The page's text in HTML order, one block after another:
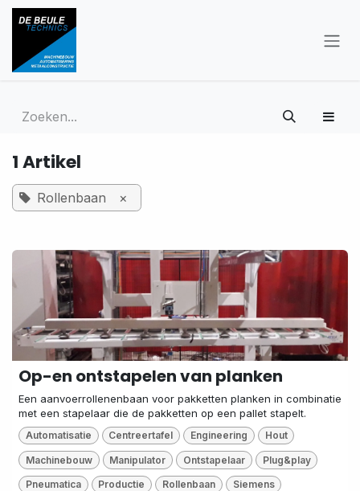
Overslaan naar inhoud
1 Artikel
Rollenbaan ×
Op-en ontstapelen van planken
Een aanvoerrollenenbaan voor pakketten planken in combinatie
met een stapelaar die de pakketten op een pallet stapelt.
Automatisatie Centreertafel Engineering Hout
Machinebouw Manipulator Ontstapelaar Plug&play
Pneumatica Productie Rollenbaan Siemens